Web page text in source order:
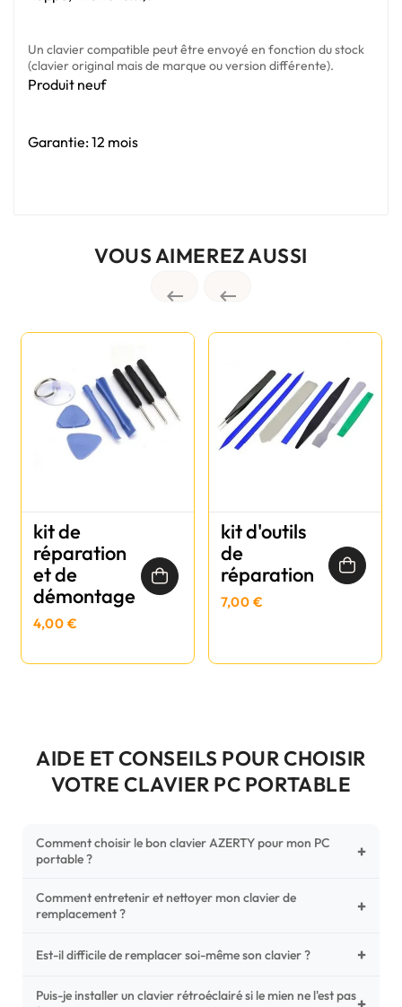
Un clavier compatible peut être envoyé en fonction du stock
(clavier original mais de marque ou version différente).
Produit neuf
Garantie: 12 mois
VOUS AIMEREZ AUSSI
 
kit de
réparation
et de
démontage
4,00 €
kit d'outils
de
réparation
7,00 €
AIDE ET CONSEILS POUR CHOISIR
VOTRE CLAVIER PC PORTABLE
Comment choisir le bon clavier AZERTY pour mon PC
portable ?
+
Pour ne pas vous tromper, vérifiez trois points critiques sur
votre clavier d'origine : la disposition (AZERTY Français), la
photos HD) et l'emplacement des fixations (vis ou clips) au
Comment entretenir et nettoyer mon clavier de
remplacement ?
+
Un entretien régulier prolonge la vie de vos touches.
poussières sous les mécanismes. Pour le nettoyage,
Est-il difficile de remplacer soi-même son clavier ? +
C'est une réparation accessible et très économique ! La
Puis-je installer un clavier rétroéclairé si le mien ne l'est pas